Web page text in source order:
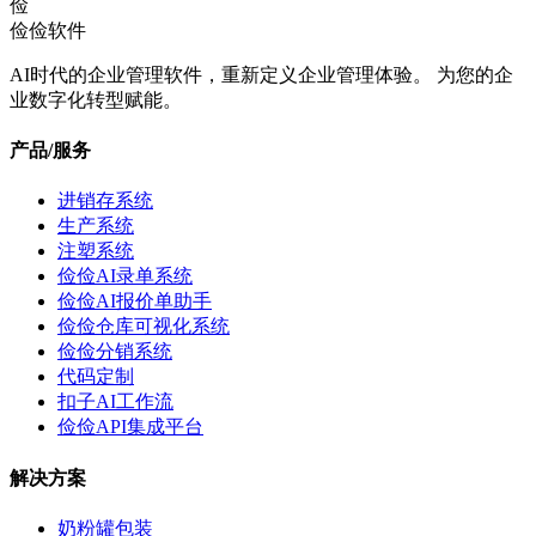
俭
俭俭软件
AI时代的企业管理软件，重新定义企业管理体验。 为您的企
业数字化转型赋能。
产品/服务
进销存系统
生产系统
注塑系统
俭俭AI录单系统
俭俭AI报价单助手
俭俭仓库可视化系统
俭俭分销系统
代码定制
扣子AI工作流
俭俭API集成平台
解决方案
奶粉罐包装